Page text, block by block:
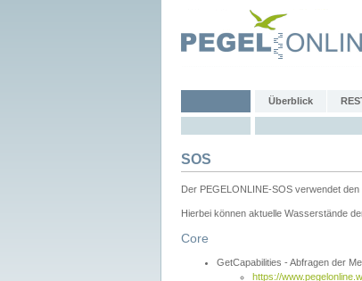
Überblick
SOS
Der PEGELONLINE-SOS verwendet den
Hierbei können aktuelle Wasserstände
Core
GetCapabilities - Abfragen der
https://